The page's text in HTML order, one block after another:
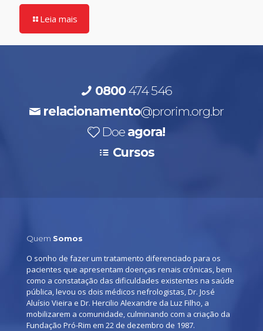
Leia mais
0800474 546
relacionamento@prorim.org.br
Doe agora!
Cursos
Quem Somos
O sonho de fazer um tratamento diferenciado para os
pacientes que apresentam doenças renais crônicas, bem
como a constatação das dificuldades existentes na saúde
pública, levou os dois médicos nefrologistas, Dr. José
Aluísio Vieira e Dr. Hercilio Alexandre da Luz Filho, a
mobilizarem a comunidade, culminando com a criação da
Fundação Pró-Rim em 22 de dezembro de 1987.